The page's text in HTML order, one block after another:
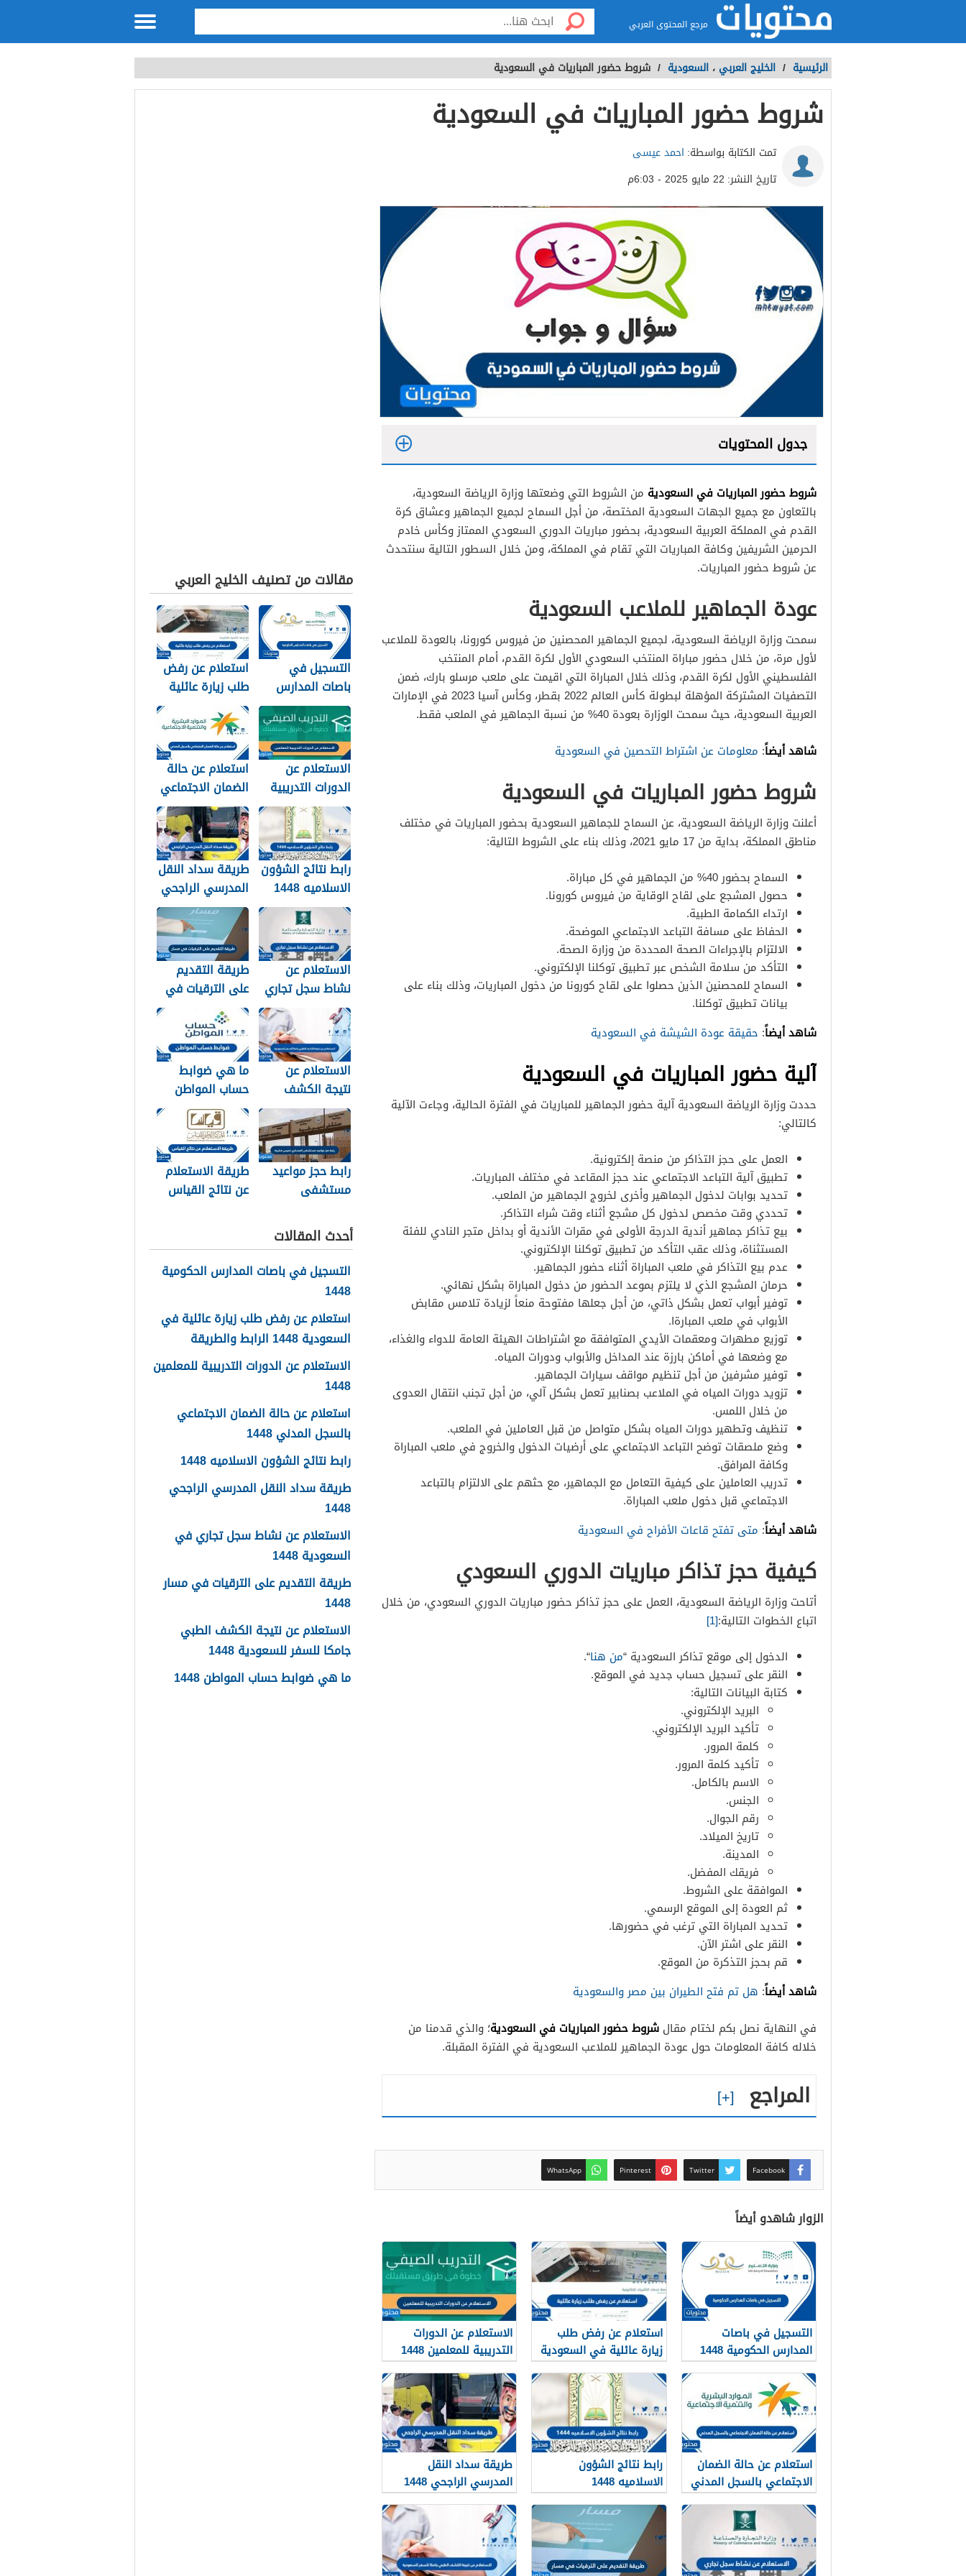
مرجع المحتوى العربي
الرئيسية / الخليج العربي ، السعودية / شروط حضور المباريات في السعودية
شروط حضور المباريات في السعودية
تمت الكتابة بواسطة: احمد عيسى
تاريخ النشر: 22 مايو 2025 - 6:03م
جدول المحتويات
شروط حضور المباريات في السعودية من الشروط التي وضعتها وزارة الرياضة السعودية،
بالتعاون مع جميع الجهات السعودية المختصة، من أجل السماح لجميع الجماهير وعشاق كرة
القدم في المملكة العربية السعودية، بحضور مباريات الدوري السعودي الممتاز وكأس خادم
الحرمين الشريفين وكافة المباريات التي تقام في المملكة، ومن خلال السطور التالية سنتحدث
عن شروط حضور المباريات.
عودة الجماهير للملاعب السعودية
سمحت وزارة الرياضة السعودية، لجميع الجماهير المحصنين من فيروس كورونا، بالعودة للملاعب
لأول مرة، من خلال حضور مباراة المنتخب السعودي الأول لكرة القدم، أمام المنتخب
الفلسطيني الأول لكرة القدم، وذلك خلال المباراة التي اقيمت على ملعب مرسلو بارك، ضمن
التصفيات المشتركة المؤهلة لبطولة كأس العالم 2022 بقطر، وكأس آسيا 2023 في الإمارات
العربية السعودية، حيث سمحت الوزارة بعودة 40% من نسبة الجماهير في الملعب فقط.
شاهد أيضاً: معلومات عن اشتراط التحصين في السعودية
شروط حضور المباريات في السعودية
أعلنت وزارة الرياضة السعودية، عن السماح للجماهير السعودية بحضور المباريات في مختلف
مناطق المملكة، بداية من 17 مايو 2021، وذلك بناء على الشروط التالية:
السماح بحضور 40% من الجماهير في كل مباراة.
حصول المشجع على لقاح الوقاية من فيروس كورونا.
ارتداء الكمامة الطبية.
الحفاظ على مسافة التباعد الاجتماعي الموضحة.
الالتزام بالإجراءات الصحة المحددة من وزارة الصحة.
التأكد من سلامة الشخص عبر تطبيق توكلنا الإلكتروني.
السماح للمحصنين الذين حصلوا على لقاح كورونا من دخول المباريات، وذلك بناء على
بيانات تطبيق توكلنا.
شاهد أيضاً: حقيقة عودة الشيشة في السعودية
آلية حضور المباريات في السعودية
حددت وزارة الرياضة السعودية آلية حضور الجماهير للمباريات في الفترة الحالية، وجاءت الآلية
كالتالي:
العمل على حجز التذاكر من منصة إلكترونية.
تطبيق آلية التباعد الاجتماعي عند حجز المقاعد في مختلف المباريات.
تحديد بوابات لدخول الجماهير وأخرى لخروج الجماهير من الملعب.
تحددي وقت مخصص لدخول كل مشجع أثناء وقت شراء التذاكر.
بيع تذاكر جماهير أندية الدرجة الأولى في مقرات الأندية أو بداخل متجر النادي للفئة
المستثناة، وذلك عقب التأكد من تطبيق توكلنا الإلكتروني.
عدم بيع التذاكر في ملعب المباراة أثناء حضور الجماهير.
حرمان المشجع الذي لا يلتزم بموعد الحضور من دخول المباراة بشكل نهائي.
توفير أبواب تعمل بشكل ذاتي، من أجل جعلها مفتوحة منعاً لزيادة تلامس مقابض
الأبواب في ملعب المبارةا.
توزيع مطهرات ومعقمات الأيدي المتوافقة مع اشتراطات الهيئة العامة للدواء والغذاء،
مع وضعها في أماكن بارزة عند المداخل والأبواب ودورات المياه.
توفير مشرفين من أجل تنظيم مواقف سيارات الجماهير.
تزويد دورات المياه في الملاعب بصنابير تعمل بشكل آلي، من أجل تجنب انتقال العدوى
من خلال اللمس.
تنظيف وتطهير دورات المياه بشكل متواصل من قبل العاملين في الملعب.
وضع ملصقات توضح التباعد الاجتماعي على أرضيات الدخول والخروج في ملعب المباراة
وكافة المرافق.
تدريب العاملين على كيفية التعامل مع الجماهير، مع حثهم على الالتزام بالتباعد
الاجتماعي قبل دخول ملعب المباراة.
شاهد أيضاً: متى تفتح قاعات الأفراح في السعودية
كيفية حجز تذاكر مباريات الدوري السعودي
أتاحت وزارة الرياضة السعودية، العمل على حجز تذاكر حضور مباريات الدوري السعودي، من خلال
اتباع الخطوات التالية:[1]
الدخول إلى موقع تذاكر السعودية “من هنا“.
النقر على تسجيل حساب جديد في الموقع.
كتابة البيانات التالية:
البريد الإلكتروني.
تأكيد البريد الإلكتروني.
كلمة المرور.
تأكيد كلمة المرور.
الاسم بالكامل.
الجنس.
رقم الجوال.
تاريخ الميلاد.
المدينة.
فريقك المفضل.
الموافقة على الشروط.
ثم العودة إلى الموقع الرسمي.
تحديد المباراة التي ترغب في حضورها.
النقر على اشتر الآن.
قم بحجز التذكرة من الموقع.
شاهد أيضاً: هل تم فتح الطيران بين مصر والسعودية
في النهاية نصل بكم لختام مقال شروط حضور المباريات في السعودية؛ والذي قدمنا من
خلاله كافة المعلومات حول عودة الجماهير للملاعب السعودية في الفترة المقبلة.
المراجع
Facebook
Twitter
Pinterest
WhatsApp
الزوار شاهدو أيضاً
التسجيل في باصات
المدارس الحكومية 1448
استعلام عن رفض طلب
زيارة عائلية في السعودية
1448 الرابط والطريقة
الاستعلام عن الدورات
التدريبية للمعلمين 1448
استعلام عن حالة الضمان
الاجتماعي بالسجل المدني
1448
رابط نتائج الشؤون
الاسلاميه 1448
طريقة سداد النقل
المدرسي الراجحي 1448
مقالات من تصنيف الخليج العربي
التسجيل في
باصات المدارس
الحكومية 1448
استعلام عن رفض
طلب زيارة عائلية
في السعودية
1448 الرابط
والطريقة
الاستعلام عن
الدورات التدريبية
للمعلمين 1448
استعلام عن حالة
الضمان الاجتماعي
بالسجل المدني
1448
رابط نتائج الشؤون
الاسلاميه 1448
طريقة سداد النقل
المدرسي الراجحي
1448
الاستعلام عن
نشاط سجل تجاري
في السعودية
1448
طريقة التقديم
على الترقيات في
مسار 1448
الاستعلام عن
نتيجة الكشف
الطبي جامكا
للسفر للسعودية
1448
ما هي ضوابط
حساب المواطن
1448
رابط حجز مواعيد
مستشفى
مشيط 1448
طريقة الاستعلام
عن نتائج القياس
أحدث المقالات
التسجيل في باصات المدارس الحكومية
1448
استعلام عن رفض طلب زيارة عائلية في
السعودية 1448 الرابط والطريقة
الاستعلام عن الدورات التدريبية للمعلمين
1448
استعلام عن حالة الضمان الاجتماعي
بالسجل المدني 1448
رابط نتائج الشؤون الاسلاميه 1448
طريقة سداد النقل المدرسي الراجحي
1448
الاستعلام عن نشاط سجل تجاري في
السعودية 1448
طريقة التقديم على الترقيات في مسار
1448
الاستعلام عن نتيجة الكشف الطبي
جامكا للسفر للسعودية 1448
ما هي ضوابط حساب المواطن 1448